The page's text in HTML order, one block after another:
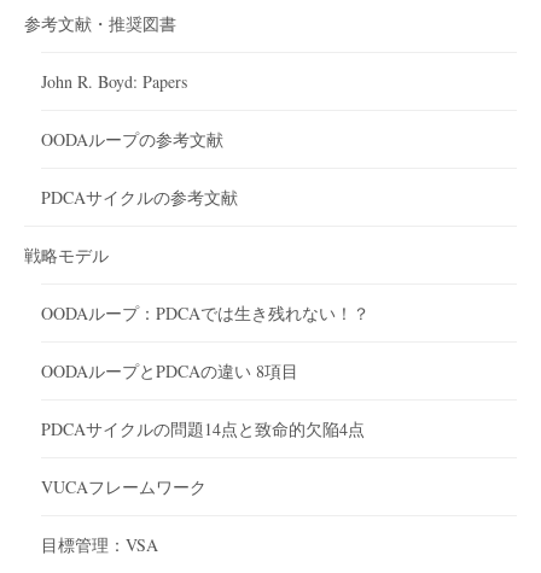
参考文献・推奨図書
John R. Boyd: Papers
OODAループの参考文献
PDCAサイクルの参考文献
戦略モデル
OODAループ：PDCAでは生き残れない！？
OODAループとPDCAの違い 8項目
PDCAサイクルの問題14点と致命的欠陥4点
VUCAフレームワーク
目標管理：VSA